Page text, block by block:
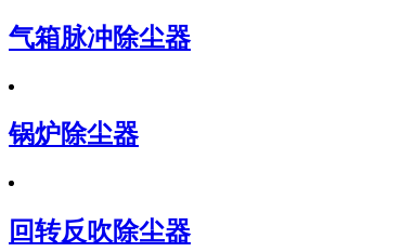
气箱脉冲除尘器
锅炉除尘器
回转反吹除尘器